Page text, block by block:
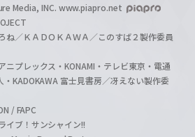
Media, INC. www.piapro.net
／ＫＡＤＯＫＡＷＡ／このすば２製作委員
ニプレックス・KONAMI・テレビ東京・電通
KADOKAWA 富士見書房／冴えない製作委
/ FAPC
イブ！サンシャイン!!